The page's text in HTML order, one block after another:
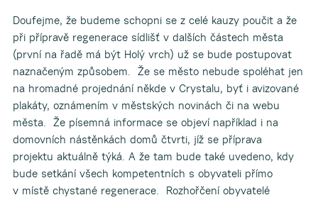
Doufejme, že budeme schopni se z celé kauzy poučit a že
při přípravě regenerace sídlišť v dalších částech města
(první na řadě má být Holý vrch) už se bude postupovat
naznačeným způsobem. Že se město nebude spoléhat jen
na hromadné projednání někde v Crystalu, byť i avizované
plakáty, oznámením v městských novinách či na webu
města. Že písemná informace se objeví například i na
domovních nástěnkách domů čtvrti, jíž se příprava
projektu aktuálně týká. A že tam bude také uvedeno, kdy
bude setkání všech kompetentních s obyvateli přímo
v místě chystané regenerace. Rozhořčení obyvatelé